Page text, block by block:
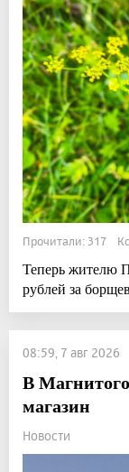
Прочитали: 317
Теперь жителю
рублей за
08:59, 7 авг 2026
В
магазин
Новости